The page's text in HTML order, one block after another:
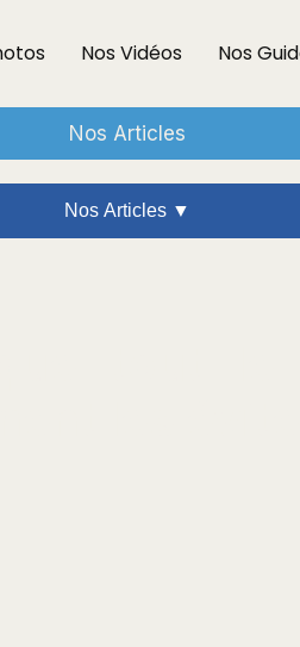
Nos Vidéos Nos
Nos Articles
Nos Articles ▼